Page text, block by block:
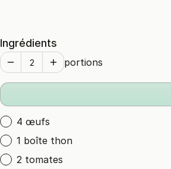
Ingrédients
portions
4 œufs
1 boîte thon
2 tomates